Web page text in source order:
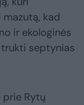
kad
ir ekologinės
septynias
prie Rytų